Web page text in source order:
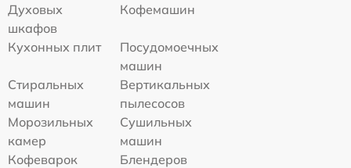
Духовых
шкафов
Кофемашин
Кухонных плит
Посудомоечных
машин
Стиральных
машин
Вертикальных
пылесосов
Морозильных
камер
Сушильных
машин
Кофеварок
Блендеров